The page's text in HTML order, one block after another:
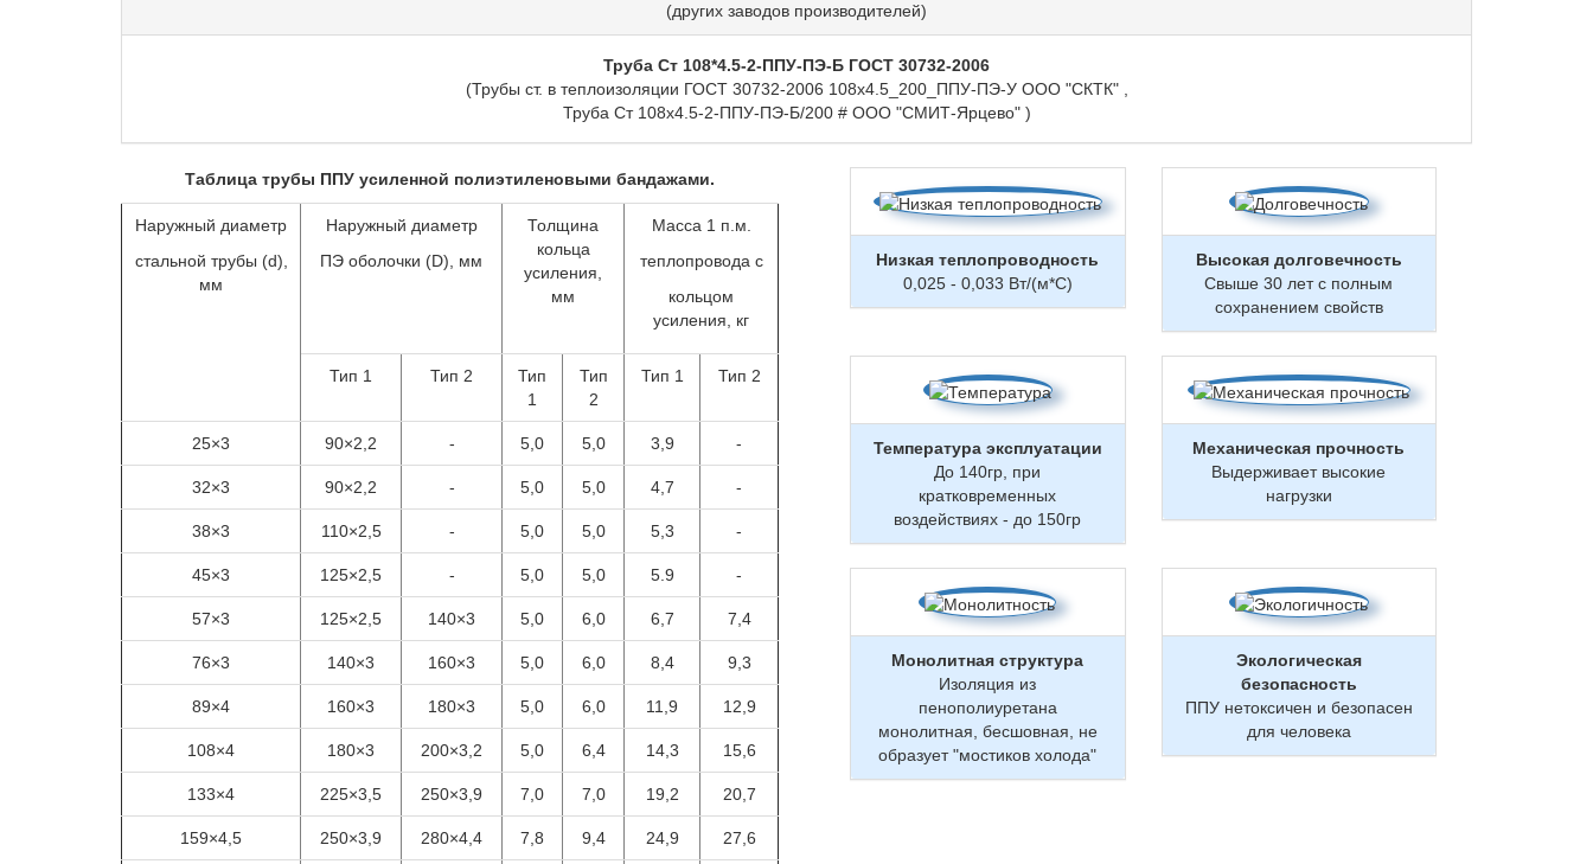
(других заводов производителей)
Труба Ст 108*4.5-2-ППУ-ПЭ-Б ГОСТ 30732-2006
(Трубы ст. в теплоизоляции ГОСТ 30732-2006 108х4.5_200_ППУ-ПЭ-У ООО "СКТК" ,
Труба Ст 108х4.5-2-ППУ-ПЭ-Б/200 # ООО "СМИТ-Ярцево" )
Таблица трубы ППУ усиленной полиэтиленовыми бандажами.
Наружный диаметр
стальной трубы (d),
мм
Наружный диаметр
ПЭ оболочки (D), мм
Толщина
кольца
усиления,
мм
Масса 1 п.м.
теплопровода с
кольцом
усиления, кг
Тип 1 Тип 2
Тип
1
Тип
2
Тип 1 Тип 2
25×3 90×2,2 - 5,0 5,0 3,9 -
32×3 90×2,2 - 5,0 5,0 4,7 -
38×3 110×2,5 - 5,0 5,0 5,3 -
45×3 125×2,5 - 5,0 5,0 5.9 -
57×3 125×2,5 140×3 5,0 6,0 6,7 7,4
76×3 140×3 160×3 5,0 6,0 8,4 9,3
89×4 160×3 180×3 5,0 6,0 11,9 12,9
108×4 180×3 200×3,2 5,0 6,4 14,3 15,6
133×4 225×3,5 250×3,9 7,0 7,0 19,2 20,7
159×4,5 250×3,9 280×4,4 7,8 9,4 24,9 27,6
Низкая теплопроводность
0,025 - 0,033 Вт/(м*С)
Высокая долговечность
Свыше 30 лет с полным
сохранением свойств
Температура эксплуатации
До 140гр, при
кратковременных
воздействиях - до 150гр
Механическая прочность
Выдерживает высокие
нагрузки
Монолитная структура
Изоляция из
пенополиуретана
монолитная, бесшовная, не
образует "мостиков холода"
Экологическая
безопасность
ППУ нетоксичен и безопасен
для человека